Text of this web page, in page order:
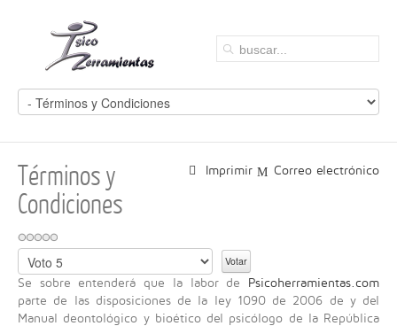
Correo electrónico
Imprimir
Términos y
Condiciones
o
f
Se sobre entenderá que la labor de
Psicoherramientas.com
parte de las disposiciones de la ley 1090 de 2006 de y del
Manual deontológico y bioético del psicólogo de la República